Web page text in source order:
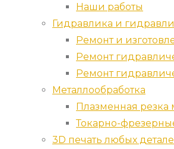
Наши работы
Гидравлика и
Ремонт и
Ремонт
Ремонт
Металлообработка
Плазменная резка
Токарно-
3D печать любых